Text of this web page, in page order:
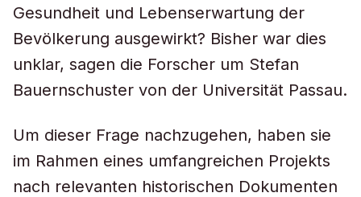
Gesundheit und Lebenserwartung der
Bevölkerung ausgewirkt? Bisher war dies
unklar, sagen die Forscher um Stefan
Bauernschuster von der Universität Passau.
Um dieser Frage nachzugehen, haben sie
im Rahmen eines umfangreichen Projekts
nach relevanten historischen Dokumenten